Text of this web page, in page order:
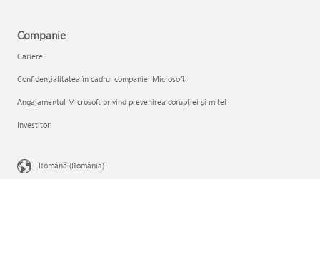
Companie
Cariere
Confidențialitatea în cadrul companiei Microsoft
Angajamentul Microsoft privind prevenirea corupției și mitei
Investitori
Română (România)